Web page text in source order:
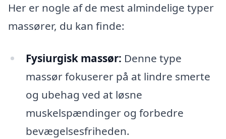
Her er nogle af de mest almindelige typer
massører, du kan finde:
Fysiurgisk massør: Denne type
massør fokuserer på at lindre smerte
og ubehag ved at løsne
muskelspændinger og forbedre
bevægelsesfriheden.